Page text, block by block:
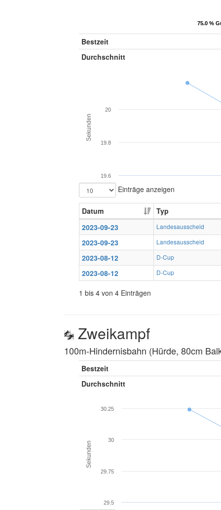
75.0 %
75.0 %
Bestzeit
Durchschnitt
Sekunden
19.6
19.8
20
Einträge anzeigen
Datum
Typ
2023-09-23
Landesausscheid
2023-09-23 Landesausscheid
2023-08-12 D-Cup
2023-08-12 D-Cup
1 bis 4 von 4 Einträgen
Zweikampf
100m-Hindernisbahn (Hürde, 80cm
Bestzeit
Durchschnitt
Sekunden
29.5
29.75
30
30.25